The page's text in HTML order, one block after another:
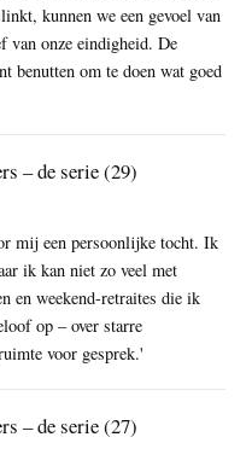
kunnen we een gevoel van
van onze eindigheid. De
benutten om te doen wat goed
– de serie (29)
mij een persoonlijke tocht. Ik
ik kan niet zo veel met
en weekend-retraites die ik
op – over starre
voor gesprek.'
– de serie (27)